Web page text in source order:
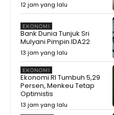
12 jam yang lalu
EKONOMI
Bank Dunia Tunjuk Sri
Mulyani Pimpin IDA22
13 jam yang lalu
EKONOMI
Ekonomi RI Tumbuh 5,29
Persen, Menkeu Tetap
Optimistis
13 jam yang lalu